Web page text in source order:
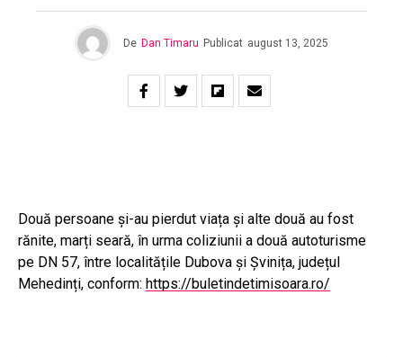
De Dan Timaru Publicat august 13, 2025
Două persoane și-au pierdut viața și alte două au fost
rănite, marți seară, în urma coliziunii a două autoturisme
pe DN 57, între localitățile Dubova și Șvinița, județul
Mehedinți, conform: https://buletindetimisoara.ro/